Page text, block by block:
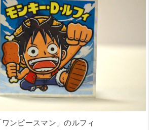
ワンピースマン」のルフィ